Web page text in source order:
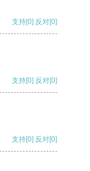
支持[0] 反对[0]
支持[0] 反对[0]
支持[0] 反对[0]